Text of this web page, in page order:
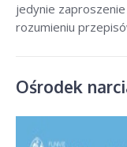
jedynie
rozumieniu
Ośrodek